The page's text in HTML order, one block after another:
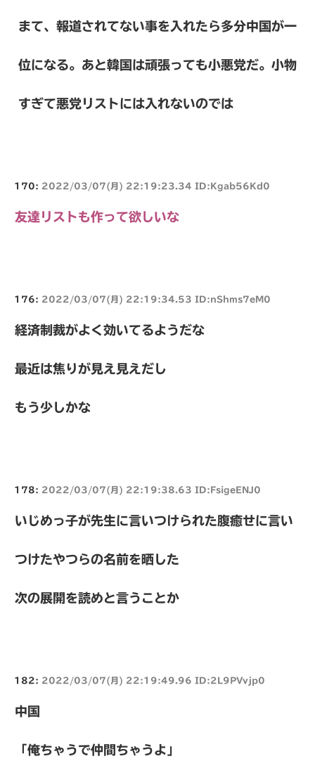
まて、報道されてない事を入れたら多分中国が一
位になる。あと韓国は頑張っても小悪党だ。小物
すぎて悪党リストには入れないのでは
170: 2022/03/07(月) 22:19:23.34 ID:Kgab56Kd0
友達リストも作って欲しいな
176: 2022/03/07(月) 22:19:34.53 ID:nShms7eM0
経済制裁がよく効いてるようだな
最近は焦りが見え見えだし
もう少しかな
178: 2022/03/07(月) 22:19:38.63 ID:FsigeENJ0
いじめっ子が先生に言いつけられた腹癒せに言い
つけたやつらの名前を晒した
次の展開を読めと言うことか
182: 2022/03/07(月) 22:19:49.96 ID:2L9PVvjp0
中国
「俺ちゃうで仲間ちゃうよ」